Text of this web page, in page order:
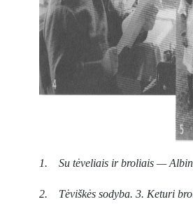
1. Su tėveliais ir broliais —
2. Tėviškės sodyba. 3. Keturi